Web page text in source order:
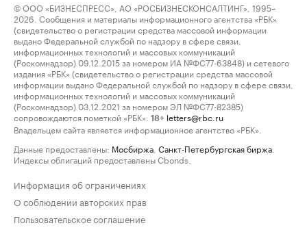
© ООО «БИЗНЕСПРЕСС», АО «РОСБИЗНЕСКОНСАЛТИНГ», 1995–
2026. Сообщения и материалы информационного агентства «РБК»
(свидетельство о регистрации средства массовой информации
выдано Федеральной службой по надзору в сфере связи,
информационных технологий и массовых коммуникаций
(Роскомнадзор) 09.12.2015 за номером ИА №ФС77-63848) и сетевого
издания «РБК» (свидетельство о регистрации средства массовой
информации выдано Федеральной службой по надзору в сфере связи,
информационных технологий и массовых коммуникаций
(Роскомнадзор) 03.12.2021 за номером ЭЛ №ФС77-82385)
сопровождаются пометкой «РБК».
18+ letters@rbc.ru
Владельцем сайта является информационное агентство «РБК».
Данные предоставлены: Мосбиржа Санкт-Петербургская биржа
Индексы облигаций предоставлены Cbonds.
Информация об ограничениях
О соблюдении авторских прав
Пользовательское соглашение